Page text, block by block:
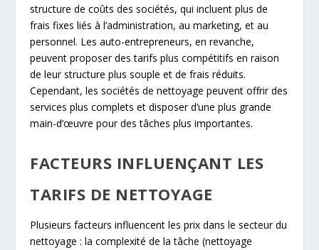
structure de coûts des sociétés, qui incluent plus de
frais fixes liés à l’administration, au marketing, et au
personnel. Les auto-entrepreneurs, en revanche,
peuvent proposer des tarifs plus compétitifs en raison
de leur structure plus souple et de frais réduits.
Cependant, les sociétés de nettoyage peuvent offrir des
services plus complets et disposer d’une plus grande
main-d’œuvre pour des tâches plus importantes.
FACTEURS INFLUENÇANT LES
TARIFS DE NETTOYAGE
Plusieurs facteurs influencent les prix dans le secteur du
nettoyage : la complexité de la tâche (nettoyage